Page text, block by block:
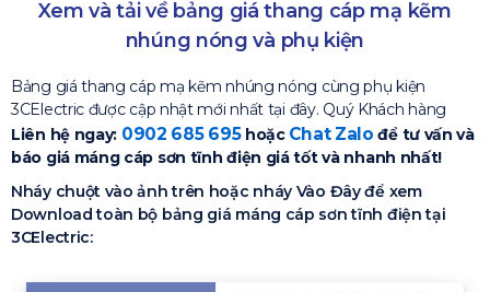
Xem và tải về bảng giá thang cáp mạ kẽm
nhúng nóng và phụ kiện
Bảng giá thang cáp mạ kẽm nhúng nóng cùng phụ kiện
3CElectric được cập nhật mới nhất tại đây. Quý Khách hàng
Liên hệ ngay: 0902 685 695hoặc Chat Zalo để tư vấn và
báo giá máng cáp sơn tĩnh điện giá tốt và nhanh nhất!
Nháy chuột vào ảnh trên hoặc nháy Vào Đây để xem
Download toàn bộ bảng giá máng cáp sơn tĩnh điện tại
3CElectric: